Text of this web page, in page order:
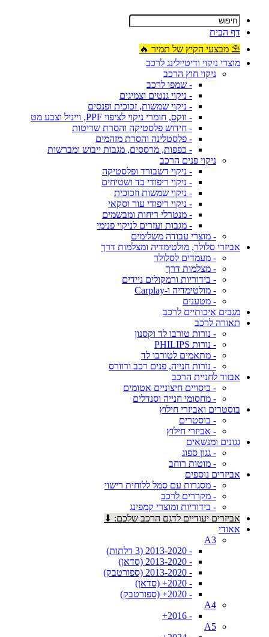
דף הבית
⛱ מבצעי הקיץ של תמיר 🔥
מוצרי ניקוי ודיטיילינג לרכב
ניקוי חוץ הרכב
- שמפו לרכב
- ניקוי גנטים וצמיגים
- ניקוי שמשות, זכוכית ופנסים
- ווקס, חומרי ניקוי לציפוי PPF, וייניל וצבע מט
- חידוש פלסטיקה והסרת שריטות
- פלסטלינה והסרת מזהמים
- כפפות, מרססים, מגבות ייבוש ומברשות
ניקוי פנים הרכב
- ניקוי דשבורד ופלסטיקה
- ניקוי ריפודי בד ושטיחים
- ניקוי שמשות וזכוכית
- ניקוי ריפודי עור וסקאי
- מנטרלי ריחות ומבשמים
- מגבות ועזרים לניקוי פנימי
- מוצרי עבודה משלימים
אביזרי סלולר, מולטימדיה ומצלמות דרך
- מעמדים לסלולר
- מצלמות דרך
- בידוריות ורמקולים ניידים
- מולטימדיה ו-Carplay
- מטענים
מגבים איכותיים לרכב
תאורה לרכב
- נורות טורבו לד וקסנון
- נורות PHILIPS
- מתאמים לטורבו לד
- נורות חנייה, פנים רכב ורוורס
אבזור לחניית הרכב
- כיסויים חיצוניים אטומים
- מחסומי חנייה וסנדלים
בוסטרים ואביזרי חילוץ
- בוסטרים
- אביזרי חילוץ
גגונים ומנשאים
- גגון ספוג
- מוטות רוחב
אביזרים נוספים
- מסגרות עם סמל ללוחית רישוי
- מקררים לרכב
- בידוריות ומוצרי קמפינג
אביזרים יעודיים לדגם הרכב שלכם: ⬇
אאודי
A3
- 2013-2020 (3 דלתות)
- 2013-2020 (סדאן)
- 2013-2020 (ספורטבק)
- 2020+ (סדאן)
- 2020+ (ספורטבק)
A4
- 2016+
A5